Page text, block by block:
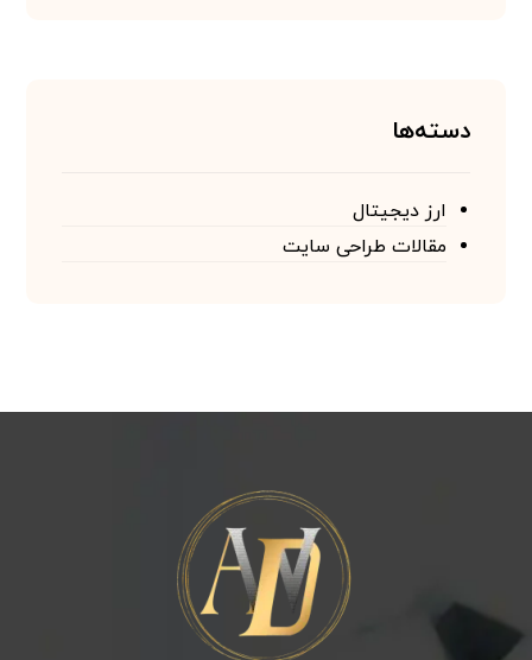
دسته‌ها
ارز دیجیتال
مقالات طراحی سایت